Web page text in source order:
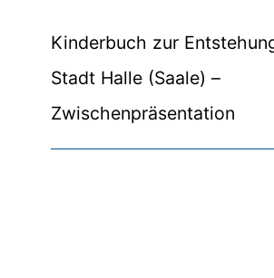
Kinderbuch zur
Stadt Halle (Saale) –
Zwischenpräsentation